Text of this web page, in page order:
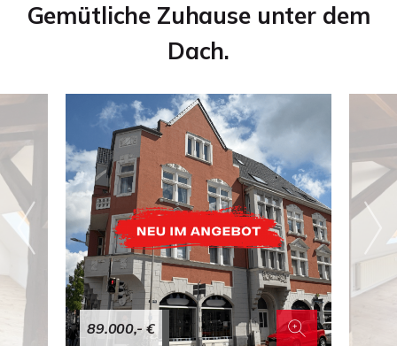
Gemütliche Zuhause unter dem
Dach.
89.000,- €